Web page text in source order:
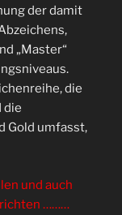
der damit
„Master“
die
die
Gold umfasst,
und auch
………